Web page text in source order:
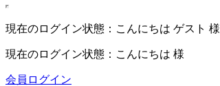
現在のログイン状態：こんにちは ゲスト 様
現在のログイン状態：こんにちは 様
会員ログイン